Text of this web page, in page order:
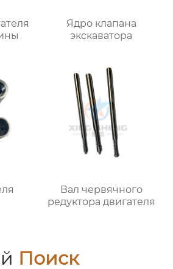
Ядро клапана
экскаватора
Вал червячного
редуктора двигателя
Поиск